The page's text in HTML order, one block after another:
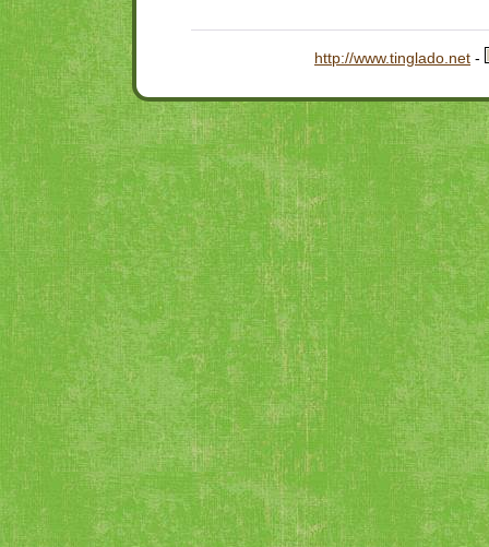
http://www.tinglado.net -